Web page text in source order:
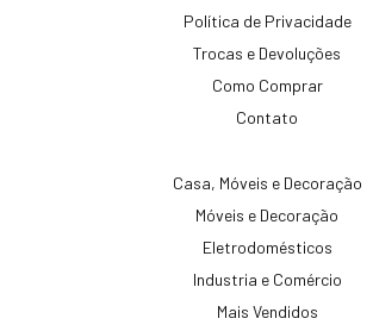
Política de Privacidade
Trocas e Devoluções
Como Comprar
Contato
Casa, Móveis e Decoração
Móveis e Decoração
Eletrodomésticos
Industria e Comércio
Mais Vendidos